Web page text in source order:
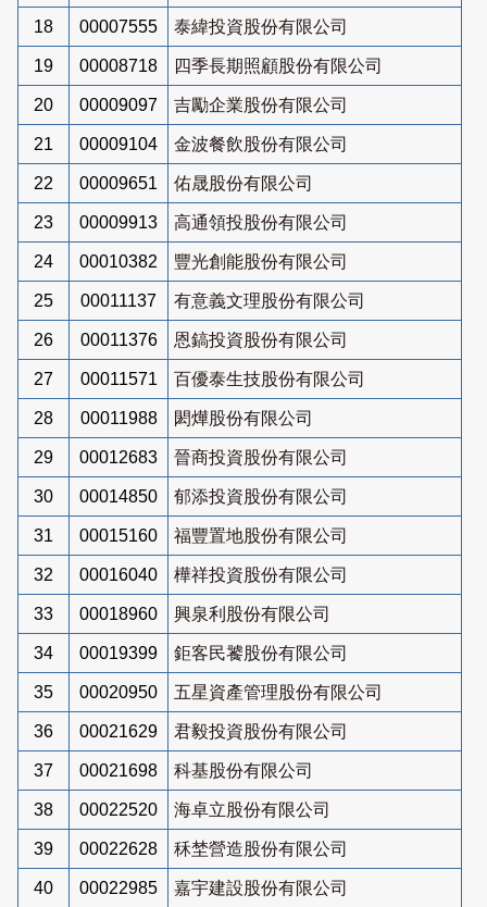
18 00007555 泰緯投資股份有限公司
19 00008718 四季長期照顧股份有限公司
20 00009097 吉勵企業股份有限公司
21 00009104 金波餐飲股份有限公司
22 00009651 佑晟股份有限公司
23 00009913 高通領投股份有限公司
24 00010382 豐光創能股份有限公司
25 00011137 有意義文理股份有限公司
26 00011376 恩鎬投資股份有限公司
27 00011571 百優泰生技股份有限公司
28 00011988 閎燁股份有限公司
29 00012683 晉商投資股份有限公司
30 00014850 郁添投資股份有限公司
31 00015160 福豐置地股份有限公司
32 00016040 樺祥投資股份有限公司
33 00018960 興泉利股份有限公司
34 00019399 鉅客民饕股份有限公司
35 00020950 五星資產管理股份有限公司
36 00021629 君毅投資股份有限公司
37 00021698 科基股份有限公司
38 00022520 海卓立股份有限公司
39 00022628 秝埜營造股份有限公司
40 00022985 嘉宇建設股份有限公司